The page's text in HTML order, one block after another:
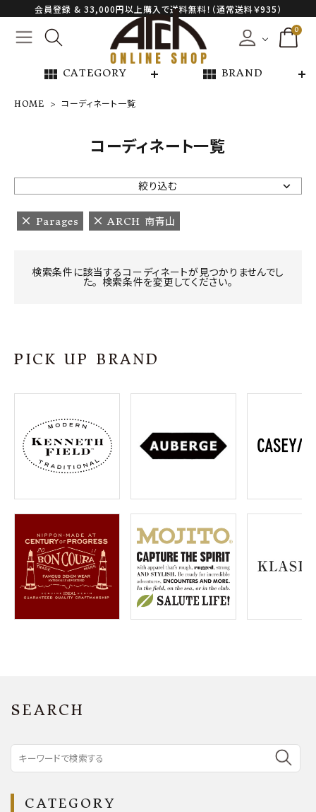
会員登録 & 33,000円以上購入で送料無料！（通常送料￥935）
0
view_module CATEGORY view_module BRAND
NEW ARRIVAL
ARCH EXCLUSIVE
BRAND
INFORMATION
ご利用ガイド
プライバシーポリシー
特定商取引法について
お問い合わせ
OFFICIAL WEB SITE
ACCOUNT MENU
ようこそ ゲスト 様
meeting_room ログイン 会員登録
HOME コーディネート一覧
コーディネート一覧
絞り込む
Parages ARCH 南青山
検索条件に該当するコーディネートが見つかりませんでし
た。 検索条件を変更してください。
PICK UP BRAND
SEARCH
CATEGORY